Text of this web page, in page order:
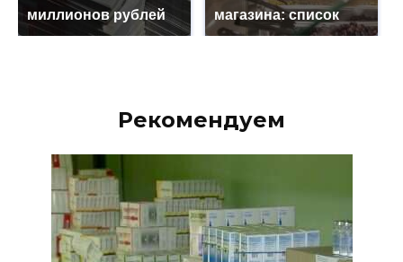
миллионов рублей
магазина: список
Рекомендуем